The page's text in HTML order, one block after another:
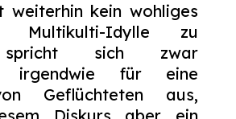
weiterhin kein wohliges
Multikulti-Idylle zu
spricht sich zwar
irgendwie für eine
Geflüchteten aus,